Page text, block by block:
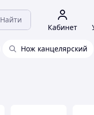
Найти
Кабинет
Нож канцелярский